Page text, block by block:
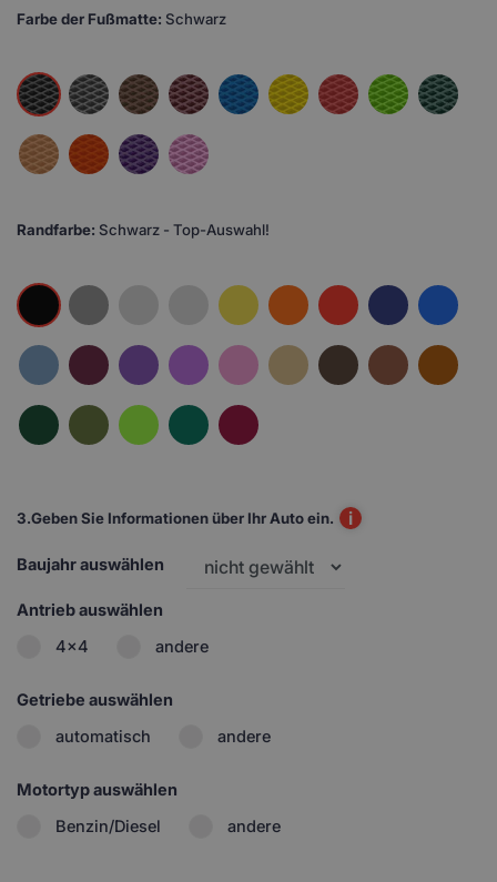
Farbe der Fußmatte: Schwarz
Randfarbe: Schwarz - Top-Auswahl!
3.Geben Sie Informationen über Ihr Auto ein. i
Baujahr auswählen
Antrieb auswählen
4x4
andere
Getriebe auswählen
automatisch
andere
Motortyp auswählen
Benzin/Diesel
andere